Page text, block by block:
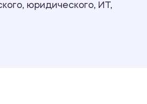
Ответы на билеты
юридического, ИТ,